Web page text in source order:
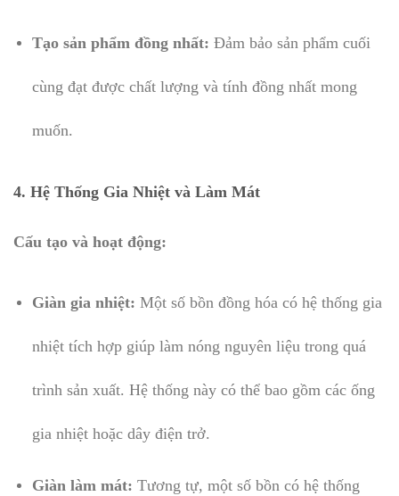
Tạo sản phẩm đồng nhất: Đảm bảo sản phẩm cuối
cùng đạt được chất lượng và tính đồng nhất mong
muốn.
4. Hệ Thống Gia Nhiệt và Làm Mát
Cấu tạo và hoạt động:
Giàn gia nhiệt: Một số bồn đồng hóa có hệ thống gia
nhiệt tích hợp giúp làm nóng nguyên liệu trong quá
trình sản xuất. Hệ thống này có thể bao gồm các ống
gia nhiệt hoặc dây điện trở.
Giàn làm mát: Tương tự, một số bồn có hệ thống